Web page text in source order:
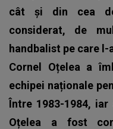
cât și din cea
considerat, de
handbalist pe care l-
Cornel Oțelea a
echipei naționale
Între 1983-1984,
Oțelea a fost